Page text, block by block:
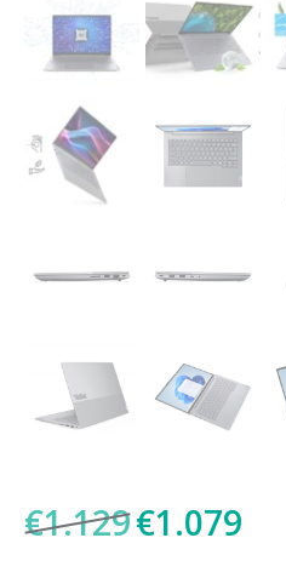
€1.129 Oorspronkelijke
prijs
€1.079